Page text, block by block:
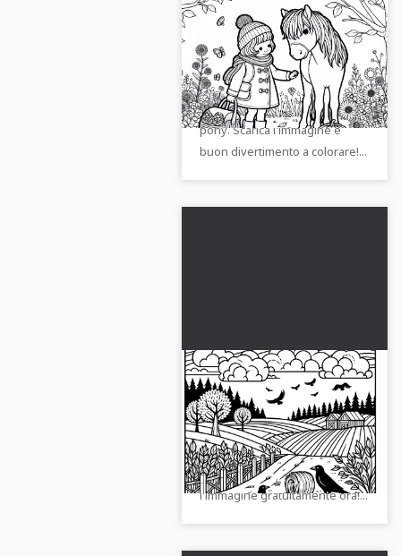
Bambino accarezza
pony disegno da
colorare autunno
gratuito
Scarica ora il disegno da
colorare gratuito con un
bambino che accarezza un
pony. Scarica l'immagine e
buon divertimento a colorare!...
Paesaggio tranquillo
con sentiero di
campagna, campo
mietuto e corvi –
Disegno da colorare per
l'autunno
Paesaggio autunnale creativo
con sentiero e corvi come
modello da colorare. Scarica
l'immagine gratuitamente ora!...